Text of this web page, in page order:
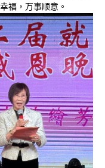
福，万事顺意。